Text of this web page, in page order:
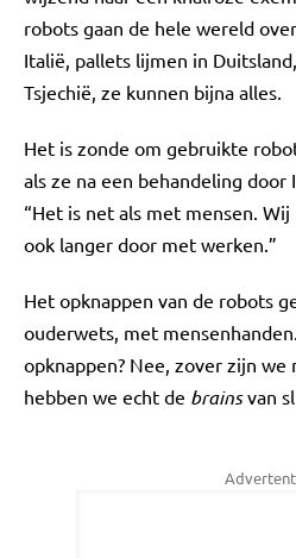
robots gaan de hele wereld
Italië, pallets lijmen in
Tsjechië, ze kunnen bijna alles.
Het is zonde om gebruikte
als ze na een behandeling door
“Het is net als met mensen.
ook langer door met werken.”
Het opknappen van de robots
ouderwets, met
opknappen? Nee, zover zijn
hebben we echt de brainsvan